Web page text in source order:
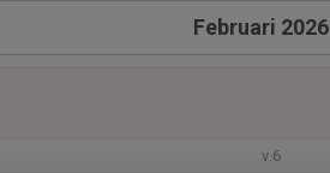
Februari 2026
v.6